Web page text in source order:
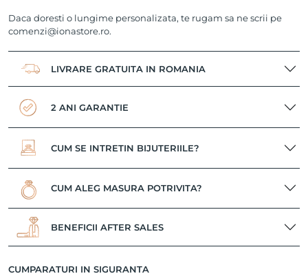
Daca doresti o lungime personalizata, te rugam sa ne scrii pe
comenzi@ionastore.ro.
LIVRARE GRATUITA IN ROMANIA
2 ANI GARANTIE
CUM SE INTRETIN BIJUTERIILE?
CUM ALEG MASURA POTRIVITA?
BENEFICII AFTER SALES
CUMPARATURI IN SIGURANTA